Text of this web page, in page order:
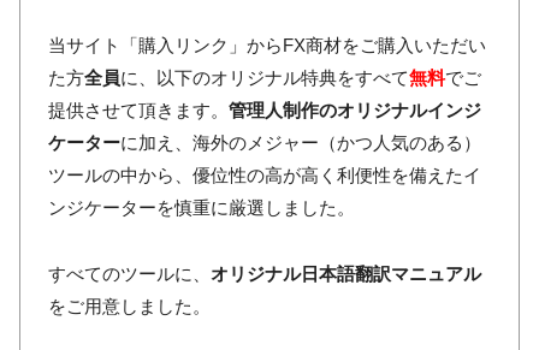
当サイト「購入リンク」からFX商材をご購入いただい
た方全員に、以下のオリジナル特典をすべて無料でご
提供させて頂きます。 管理人制作のオリジナルインジ
ケーターに加え、海外のメジャー（かつ人気のある）
ツールの中から、優位性の高が高く利便性を備えたイ
ンジケーターを慎重に厳選しました。
すべてのツールに、 オリジナル日本語翻訳マニュアル
をご用意しました。